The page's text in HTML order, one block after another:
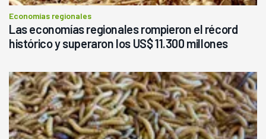
Economías regionales
Las economías regionales rompieron el récord
histórico y superaron los US$ 11.300 millones